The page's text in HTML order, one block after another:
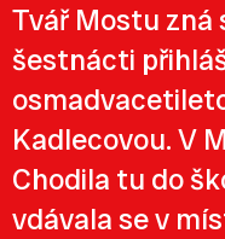
Tvář Mostu zná
šestnácti
Kadlecovou. V
Chodila tu do
vdávala se v